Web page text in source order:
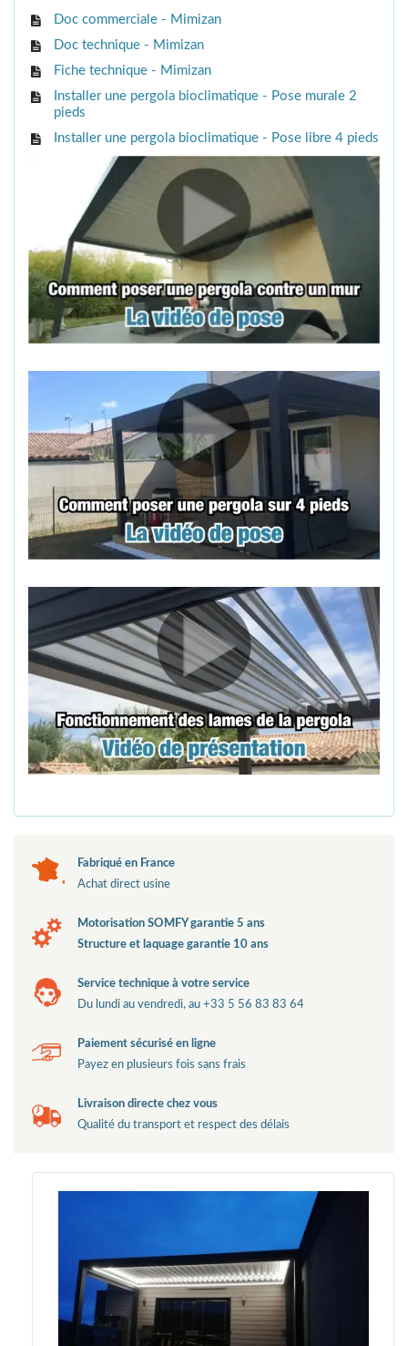
Doc commerciale - Mimizan
Doc technique - Mimizan
Fiche technique - Mimizan
Installer une pergola bioclimatique - Pose murale 2
pieds
Installer une pergola bioclimatique - Pose libre 4 pieds
Fabriqué en France
Achat direct usine
Motorisation SOMFY garantie 5 ans
Structure et laquage garantie 10 ans
Service technique à votre service
Du lundi au vendredi, au +33 5 56 83 83 64
Paiement sécurisé en ligne
Payez en plusieurs fois sans frais
Livraison directe chez vous
Qualité du transport et respect des délais